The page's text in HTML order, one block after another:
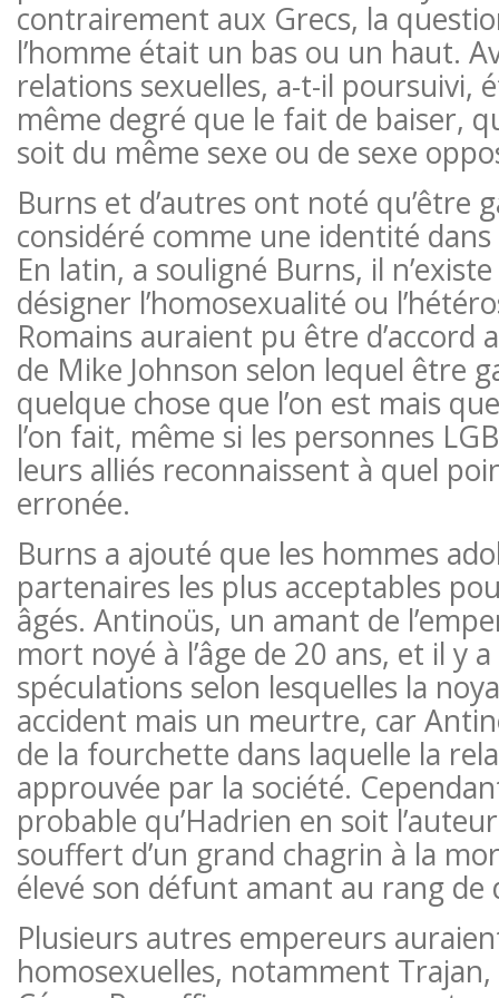
contrairement aux Grecs, la
l’homme était un bas ou un haut.
relations sexuelles, a-t-il poursuivi,
même degré que le fait de baiser,
soit du même sexe ou de sexe
Burns et d’autres ont noté qu’être
considéré comme une identité
En latin, a souligné Burns, il
désigner l’homosexualité ou
Romains auraient pu être d’accord
de Mike Johnson selon lequel être
quelque chose que l’on est mais
l’on fait, même si les personnes
leurs alliés reconnaissent à quel
erronée.
Burns a ajouté que les hommes
partenaires les plus acceptables
âgés. Antinoüs, un amant de
mort noyé à l’âge de 20 ans, et il y
spéculations selon lesquelles la
accident mais un meurtre, car
de la fourchette dans laquelle la
approuvée par la société.
probable qu’Hadrien en soit
souffert d’un grand chagrin à la
élevé son défunt amant au rang de
Plusieurs autres empereurs
homosexuelles, notamment Trajan,